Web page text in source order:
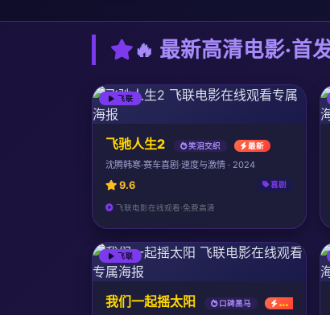
🔥 最新高清电影·首
飞联
飞驰人生2 笑泪交织 最新
沈腾韩寒·赛车喜剧·速度与激情 · 2024
9.6 喜剧
飞联电影在线观看·免费高清
飞联
我们一起摇太阳 口碑黑马